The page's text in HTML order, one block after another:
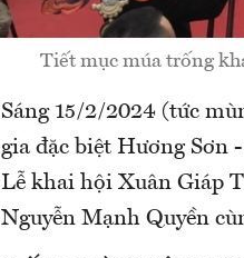
Tiết mục múa trống
Sáng 15/2/2024 (tức
gia đặc biệt Hương Sơn
Lễ khai hội Xuân Giáp
Nguyễn Mạnh Quyền